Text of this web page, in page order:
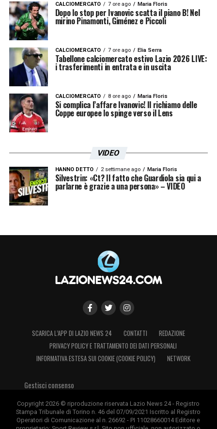
CALCIOMERCATO 7 ore ago Maria Floris
Dopo lo stop per Ivanovic scatta il piano B! Nel
mirino Pinamonti, Giménez e Piccoli
CALCIOMERCATO 7 ore ago Elia Serra
Tabellone calciomercato estivo Lazio 2026 LIVE:
i trasferimenti in entrata e in uscita
CALCIOMERCATO 8 ore ago Maria Floris
Si complica l’affare Ivanovic! Il richiamo delle
Coppe europee lo spinge verso il Lens
VIDEO
HANNO DETTO 2 settimane ago Maria Floris
Silvestrin: «Ct? Il fatto che Guardiola sia qui a
parlarne è grazie a una persona» – VIDEO
SCARICA L’APP DI LAZIO NEWS 24 CONTATTI
REDAZIONE
PRIVACY POLICY E TRATTAMENTO DEI DATI PERSONALI
INFORMATIVA ESTESA SUI COOKIE (COOKIE POLICY)
NETWORK
Gestisci consenso
Copyright 2026 © riproduzione riservata Lazio News 24 - Registro
Stampa Tribunale di Torino n. 46 del 07/09/2021 Iscritto al Registro
Operatori di Comunicazione al n. 26692 - PI 11028660014 Editore e